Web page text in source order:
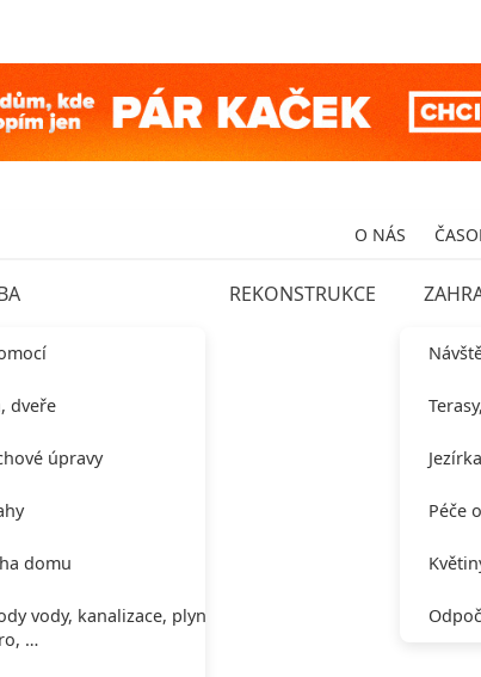
O NÁS
dveře
úpravy
domu
vody, kanalizace, plynu,
…
REKONSTRUKCE
Péče